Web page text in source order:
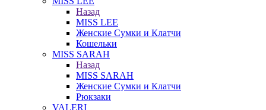
Назад
MISS LEE
Женские Сумки и Клатчи
Кошельки
MISS SARAH
Назад
MISS SARAH
Женские Сумки и Клатчи
Рюкзаки
VALERI